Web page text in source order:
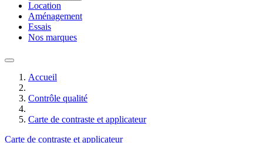
Location
Aménagement
Essais
Nos marques
Accueil
Contrôle qualité
Carte de contraste et applicateur
Carte de contraste et applicateur